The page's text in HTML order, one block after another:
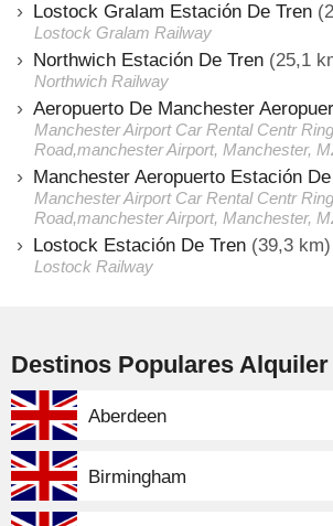
Lostock Gralam Estación De Tren
Lostock Gralam Railway
Northwich Estación De Tren (25,1
Northwich Railway
Aeropuerto De Manchester
Manchester Airport Car Rental Centr
Road,manchester Airport, Manchester,
Manchester Aeropuerto Estación
Manchester Airport Car Rental Centr
Road,manchester Airport, Manchester,
Lostock Estación De Tren (39,3 km)
Lostock Railway
Destinos Populares
Aberdeen
Birmingham